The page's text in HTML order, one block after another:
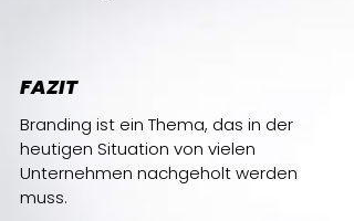
FAZIT
Branding ist ein Thema, das in der
heutigen Situation von vielen
Unternehmen nachgeholt werden
muss.